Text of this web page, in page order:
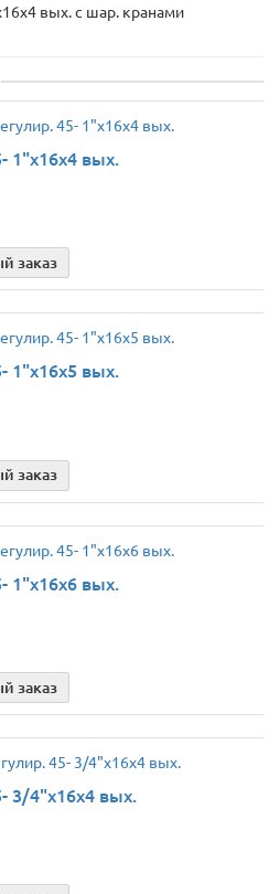
вых. с шар. кранами
1"х16х4 вых.
заказ
1"х16х5 вых.
заказ
1"х16х6 вых.
заказ
3/4"х16х4 вых.